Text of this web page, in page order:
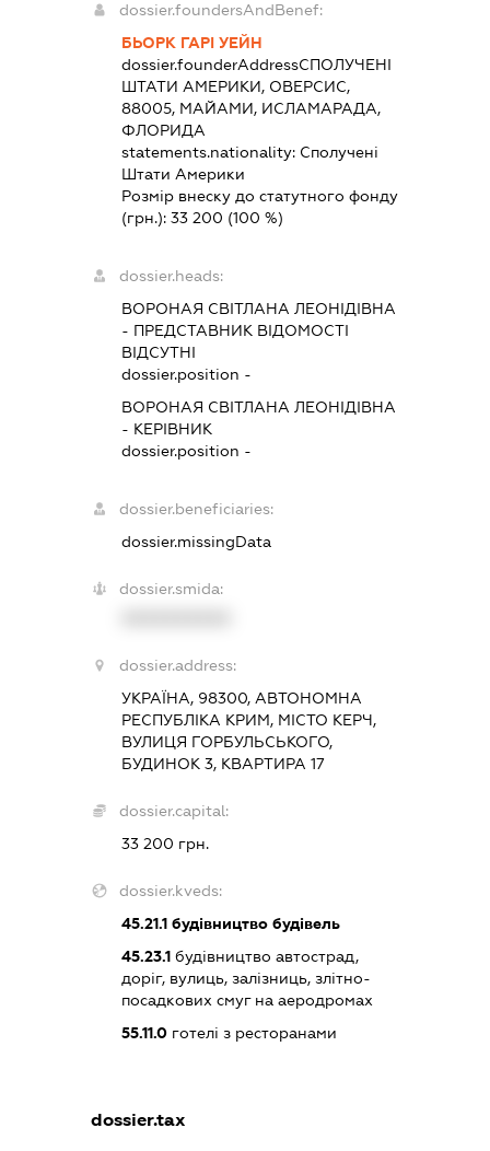
dossier.foundersAndBenef:
БЬОРК ГАРІ УЕЙН
dossier.founderAddressСПОЛУЧЕНІ
ШТАТИ АМЕРИКИ, ОВЕРСИС,
88005, МАЙАМИ, ИСЛАМАРАДА,
ФЛОРИДА
statements.nationality: Сполучені
Штати Америки
Розмір внеску до статутного фонду
(грн.):33 200 (100 %)
dossier.heads:
ВОРОНАЯ СВІТЛАНА ЛЕОНІДІВНА
- ПРЕДСТАВНИК ВІДОМОСТІ
ВІДСУТНІ
dossier.position -
ВОРОНАЯ СВІТЛАНА ЛЕОНІДІВНА
- КЕРІВНИК
dossier.position -
dossier.beneficiaries:
dossier.missingData
dossier.smida:
dossier.address:
УКРАЇНА, 98300, АВТОНОМНА
РЕСПУБЛІКА КРИМ, МІСТО КЕРЧ,
ВУЛИЦЯ ГОРБУЛЬСЬКОГО,
БУДИНОК 3, КВАРТИРА 17
dossier.capital:
33 200 грн.
dossier.kveds:
45.21.1 будівництво будівель
45.23.1 будівництво автострад,
доріг, вулиць, залізниць, злітно-
посадкових смуг на аеродромах
55.11.0 готелі з ресторанами
dossier.tax